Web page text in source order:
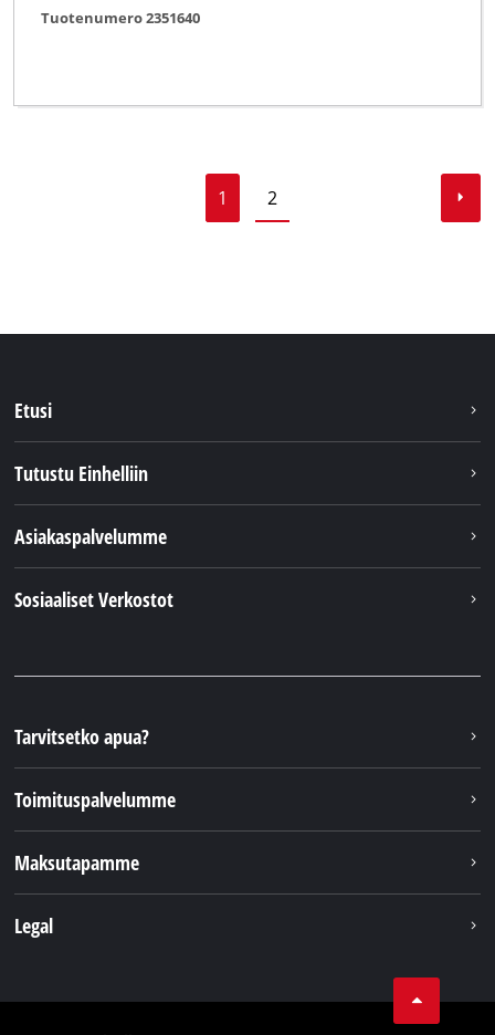
Tuotenumero 2351640
1 2
Etusi
Tutustu Einhelliin
Asiakaspalvelumme
Sosiaaliset Verkostot
Tarvitsetko apua?
Toimituspalvelumme
Maksutapamme
Legal